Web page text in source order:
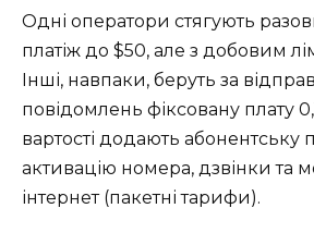
Одні оператори стягують
платіж до $50, але з добовим
Інші, навпаки, беруть за
повідомлень фіксовану плату
вартості додають абонентську
активацію номера, дзвінки та
інтернет (пакетні тарифи).